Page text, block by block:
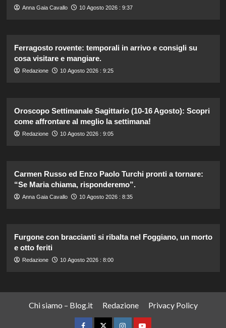
Anna Gaia Cavallo 10 Agosto 2026 : 9:37
Ferragosto rovente: temporali in arrivo e consigli su
cosa visitare e mangiare.
Redazione 10 Agosto 2026 : 9:25
Oroscopo Settimanale Sagittario (10-16 Agosto): Scopri
come affrontare al meglio la settimana!
Redazione 10 Agosto 2026 : 9:05
Carmen Russo ed Enzo Paolo Turchi pronti a tornare:
“Se Maria chiama, risponderemo”.
Anna Gaia Cavallo 10 Agosto 2026 : 8:35
Furgone con braccianti si ribalta nel Foggiano, un morto
e otto feriti
Redazione 10 Agosto 2026 : 8:00
Chi siamo – Blog.it Redazione Privacy Policy